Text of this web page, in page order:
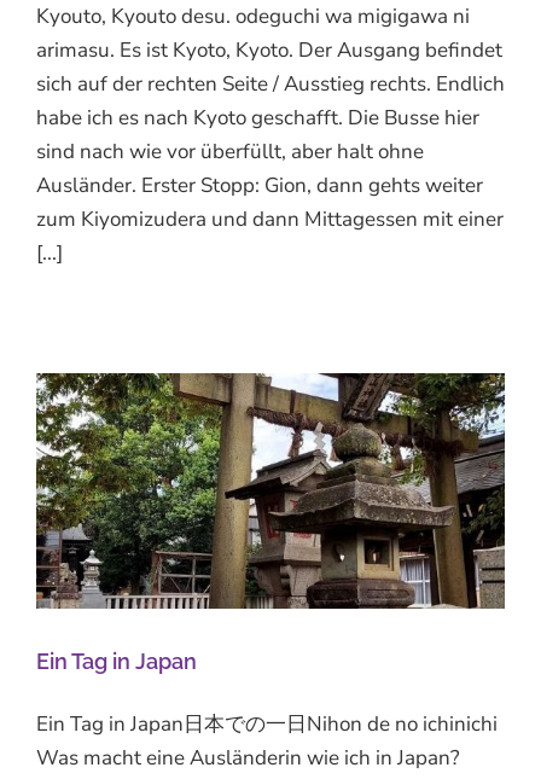
Kyouto, Kyouto desu. odeguchi wa migigawa ni
arimasu. Es ist Kyoto, Kyoto. Der Ausgang befindet
sich auf der rechten Seite / Ausstieg rechts. Endlich
habe ich es nach Kyoto geschafft. Die Busse hier
sind nach wie vor überfüllt, aber halt ohne
Ausländer. Erster Stopp: Gion, dann gehts weiter
zum Kiyomizudera und dann Mittagessen mit einer
[...]
Ein Tag in Japan
Ein Tag in Japan日本での一日Nihon de no ichinichi
Was macht eine Ausländerin wie ich in Japan?